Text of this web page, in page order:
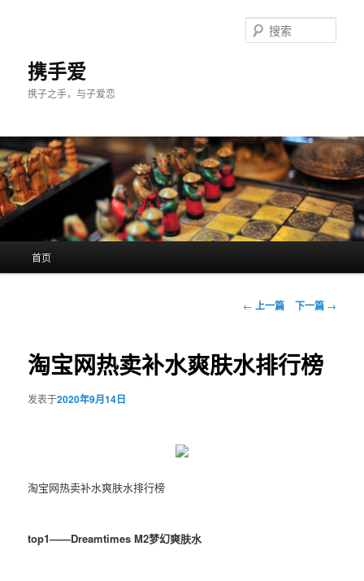
携手爱
携子之手，与子爱恋
索
首页
文
航
← 上一篇 下一篇 →
淘宝网热卖补水爽肤水排行榜
发表于2020年9月14日
淘宝网热卖补水爽肤水排行榜
top1——Dreamtimes M2梦幻爽肤水